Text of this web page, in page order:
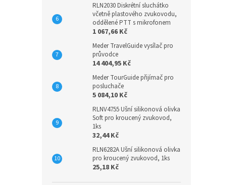
RLN2030 Diskrétní sluchátko
včetně plastového zvukovodu,
oddělené PTT s mikrofonem
1 067,66 Kč
Meder TravelGuide vysílač pro
průvodce
14 404,95 Kč
Meder TourGuide přijímač pro
posluchače
5 084,10 Kč
RLNV4755 Ušní silikonová olivka
Soft pro kroucený zvukovod,
1ks
32,44 Kč
RLN6282A Ušní silikonová olivka
pro kroucený zvukovod, 1ks
25,18 Kč